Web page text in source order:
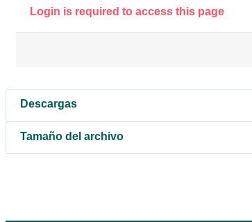
Login is required to access this page
Descargas
Tamaño del archivo